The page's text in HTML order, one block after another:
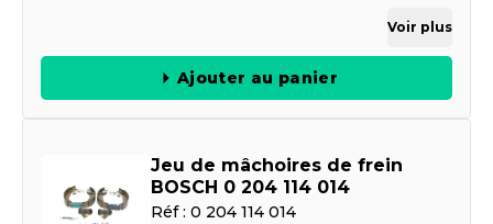
Voir plus
Ajouter au panier
Jeu de mâchoires de frein
BOSCH 0 204 114 014
Réf : 0 204 114 014